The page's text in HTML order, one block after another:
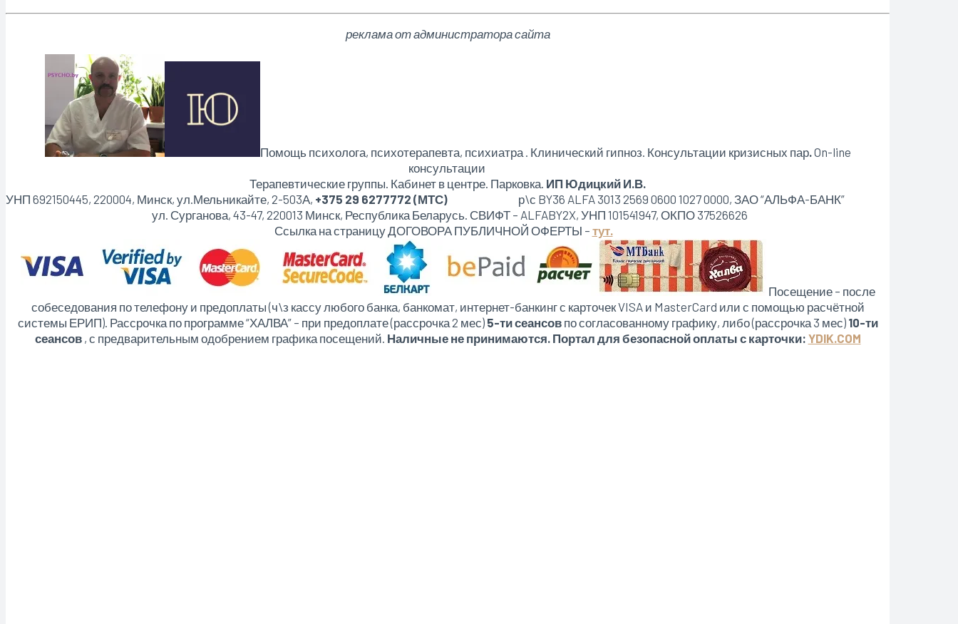
реклама от администратора сайта
Помощь психолога, психотерапевта, психиатра . Клинический гипноз. Консультации кризисных пар. On-line
консультации
Терапевтические группы. Кабинет в центре. Парковка. ИП Юдицкий И.В.
УНП 692150445, 220004, Минск, ул.Мельникайте, 2-503А, +375 29 6277772 (МТС) р\с BY36 ALFA 3013 2569 0600 1027 0000, ЗАО “АЛЬФА-БАНК”
ул. Сурганова, 43-47, 220013 Минск, Республика Беларусь. СВИФТ – ALFABY2X, УНП 101541947, ОКПО 37526626
Ссылка на страницу ДОГОВОРА ПУБЛИЧНОЙ ОФЕРТЫ – тут.
Посещение – после
собеседования по телефону и предоплаты (ч\з кассу любого банка, банкомат, интернет-банкинг с карточек VISA и MasterCard или с помощью расчётной
системы ЕРИП). Рассрочка по программе “ХАЛВА” – при предоплате (рассрочка 2 мес) 5-ти сеансовпо согласованному графику, либо (рассрочка 3 мес) 10-ти
сеансов, с предварительным одобрением графика посещений. Наличные не принимаются. Портал для безопасной оплаты с карточки: YDIK.COM